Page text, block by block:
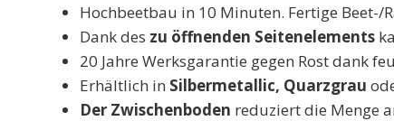
Hochbeetbau in 10 Minuten. Fertige
Dank des zu öffnenden Seitenelements
20 Jahre Werksgarantie gegen Rost dank
Erhältlich in Silbermetallic, Quarzgrau
Der Zwischenboden reduziert die Menge